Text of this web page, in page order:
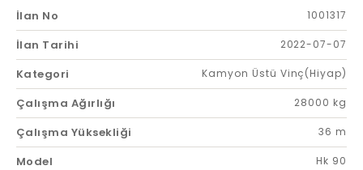
İlan No 1001317
İlan Tarihi 2022-07-07
Kategori Kamyon Üstü Vinç(Hiyap)
Çalışma Ağırlığı 28000 kg
Çalışma Yüksekliği 36 m
Model Hk 90